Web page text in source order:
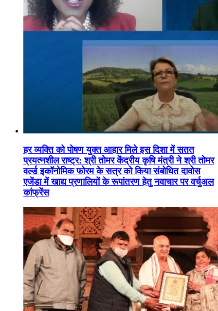
हर व्यक्ति को पोषण युक्त आहार मिले इस दिशा में सतत
प्रयत्नशील राष्ट्र: श्री तोमर केंद्रीय कृषि मंत्री ने श्री तोमर
वर्ल्ड इकॉनोमिक फोरम के सत्र को किया संबोधित दावोस
एजेंडा में खाद्य प्रणालियों के रूपांतरण हेतु नवाचार पर वर्चुअल
कांफ्रेंस